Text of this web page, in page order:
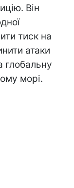
Він
тиск на
атаки
глобальну
морі.